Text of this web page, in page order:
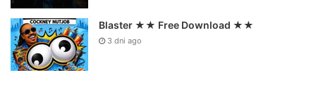
Blaster ★★ Free Download ★★
3 dni ago